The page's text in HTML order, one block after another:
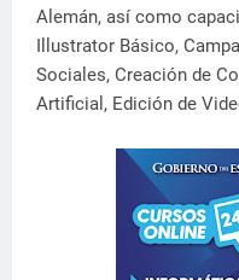
Alemán, así como
Illustrator Básico,
Sociales, Creación de
Artificial, Edición de